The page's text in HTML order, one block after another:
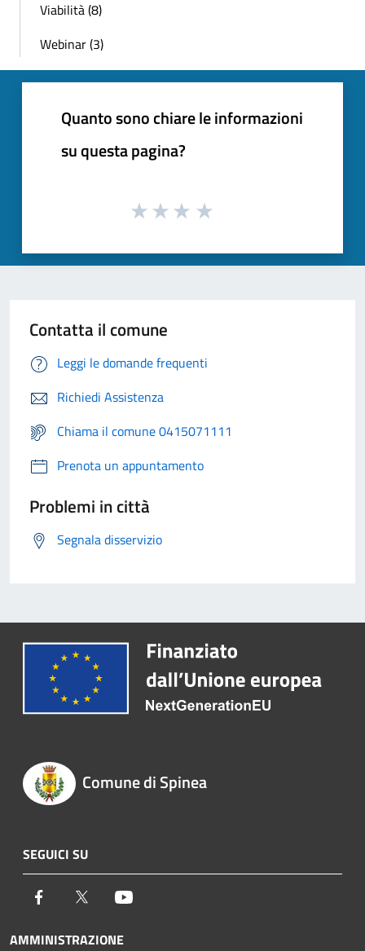
Viabilità (8)
Webinar (3)
Quanto sono chiare le informazioni
su questa pagina?
Contatta il comune
Leggi le domande frequenti
Richiedi Assistenza
Chiama il comune 0415071111
Prenota un appuntamento
Problemi in città
Segnala disservizio
Comune di Spinea
SEGUICI SU
Facebook Twitter
AMMINISTRAZIONE